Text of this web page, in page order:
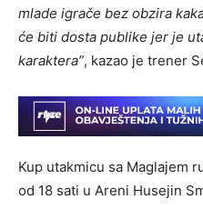
mlade igrače bez obzira
će biti dosta publike jer je
karaktera”, kazao je trener
Kup utakmicu sa Maglajem
od 18 sati u Areni Husejin